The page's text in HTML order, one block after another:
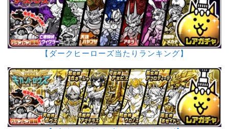
【ダークヒーローズ当たりランキング】